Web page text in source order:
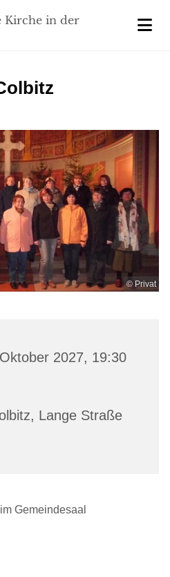
Kirche in der
© Privat
2027, 19:30
Lange Straße
Gemeindesaal